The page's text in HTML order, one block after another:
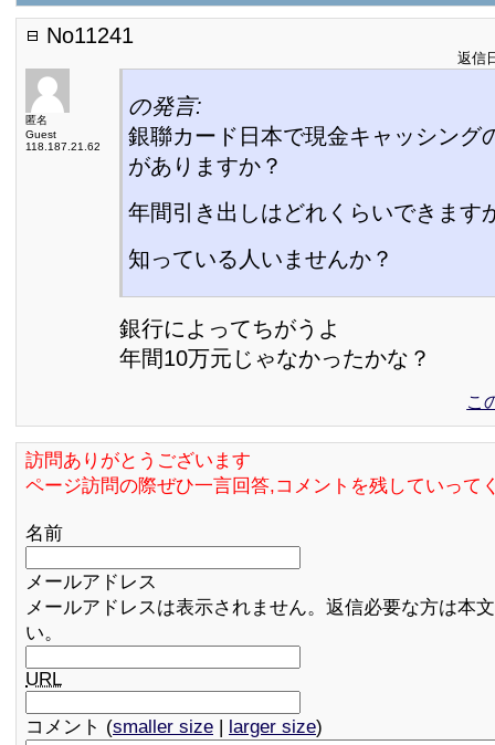
No11241
返信
匿名
Guest
118.187.21.62
の発言:
銀聯カード日本で現金キャッシング
がありますか？
年間引き出しはどれくらいできます
知っている人いませんか？
銀行によってちがうよ
年間10万元じゃなかったかな？
こ
訪問ありがとうございます
ページ訪問の際ぜひ一言回答,コメントを残していって
名前
メールアドレス
メールアドレスは表示されません。返信必要な方は本
い。
URL
コメント (smaller size | larger size)